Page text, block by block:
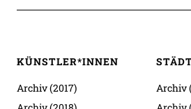
KÜNSTLER*INNEN
Archiv (2017)
Archiv